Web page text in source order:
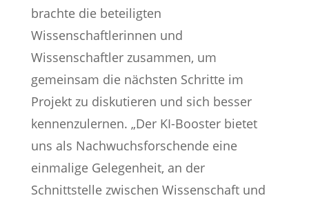
brachte die beteiligten
Wissenschaftlerinnen und
Wissenschaftler zusammen, um
gemeinsam die nächsten Schritte im
Projekt zu diskutieren und sich besser
kennenzulernen. „Der KI-Booster bietet
uns als Nachwuchsforschende eine
einmalige Gelegenheit, an der
Schnittstelle zwischen Wissenschaft und